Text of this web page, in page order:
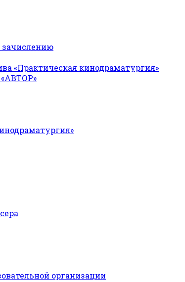
зачислению
«Практическая кинодраматургия»
организации